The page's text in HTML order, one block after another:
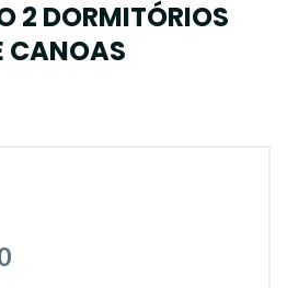
2 DORMITÓRIOS
CANOAS